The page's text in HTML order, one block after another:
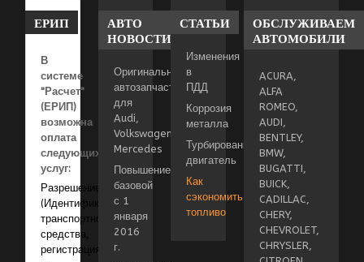
ЕРИП
В
системе
"Расчет"
(ЕРИП)
возможна
оплата
следующих
услуг:
Разрешение
(Идентификация
транспортного
средства,
регистрация
АВТО
НОВОСТИ
Оригинальные
автозапчасти
для
Audi,
Volkswagen,
Mercedes
Повышение
базовой
с 1
января
2016
г.
СТАТЬИ
Изменения
в
ПДД
Коррозия
металла
Турбированный
двигатель
Как
сэкономить
топливо
ОБСЛУЖИВАЕМ
АВТОМОБИЛИ
ACURA,
ALFA
ROMEO,
AUDI,
BENTLEY,
BMW,
BUGATTI,
BUICK,
CADILLAC,
CHERY,
CHEVROLET,
CHRYSLER,